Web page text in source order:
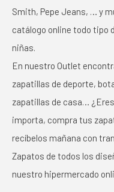
Smith, Pepe Jeans, … y
catálogo online todo tipo
niñas.
En nuestro Outlet
zapatillas de deporte,
zapatillas de casa…
importa, compra tus
recíbelos mañana con
Zapatos de todos los
nuestro hipermercado